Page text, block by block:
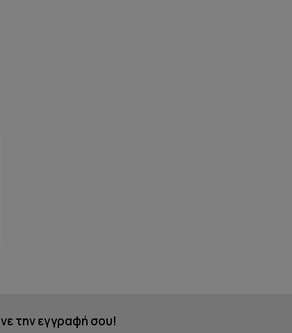
την εγγραφή σου!